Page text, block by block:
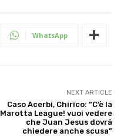
WhatsApp
NEXT ARTICLE
Caso Acerbi, Chirico: “C’è la
Marotta League! vuoi vedere
che Juan Jesus dovrà
chiedere anche scusa”